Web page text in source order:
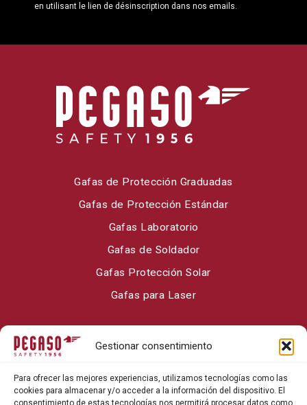
Gestionar consentimiento
Para ofrecer las mejores experiencias, utilizamos tecnologías como las
cookies para almacenar y/o acceder a la información del dispositivo. El
consentimiento de estas tecnologías nos permitirá procesar datos como
en utilisant le lien de désinscription dans nos emails.
Gafas de Protección Graduadas
Gafas de Protección Estándar
Gafas Laboratorio
Gafas de Soldador
Gafas Protección Solar
Gafas para Laser
Sobre Pegaso Safety
Blog